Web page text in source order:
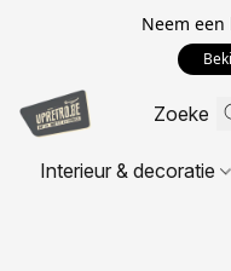
Neem
Interieur & decoratie